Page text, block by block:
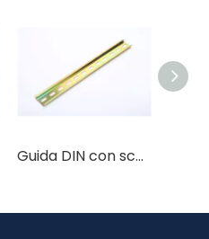
Guida DIN con scanalatura da 35 mm di tipo universale Guida per guida di tipo nazionale normale